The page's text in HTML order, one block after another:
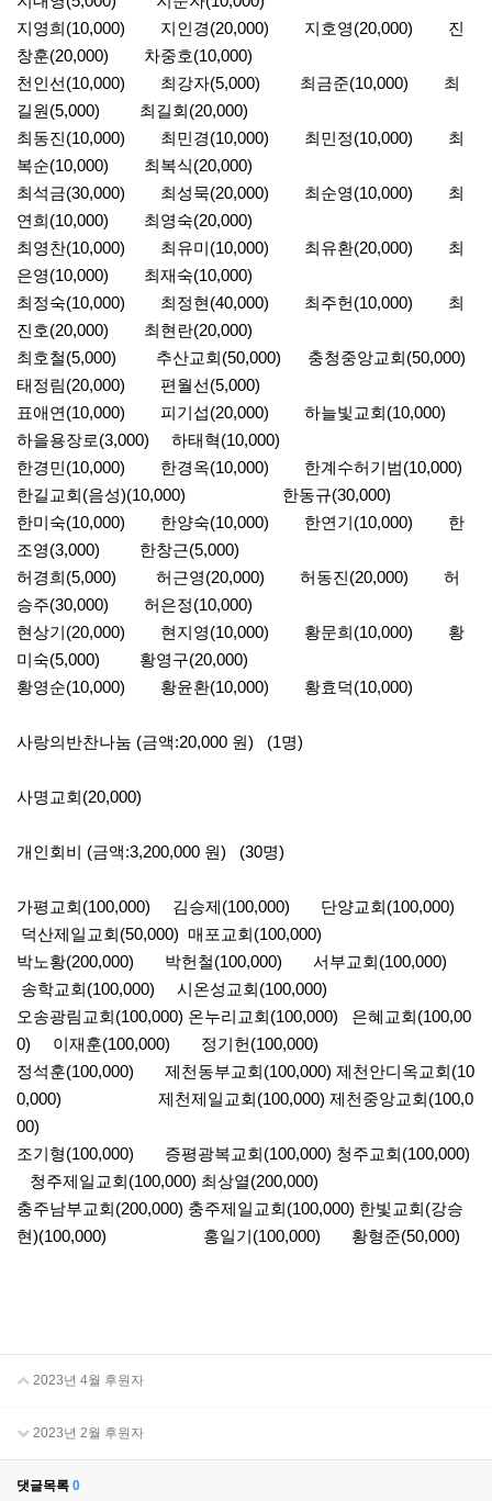
지영희(10,000) 지인경(20,000) 지호영(20,000) 진
창훈(20,000) 차중호(10,000)
천인선(10,000) 최강자(5,000) 최금준(10,000) 최
길원(5,000) 최길회(20,000)
최동진(10,000) 최민경(10,000) 최민정(10,000) 최
복순(10,000) 최복식(20,000)
최석금(30,000) 최성묵(20,000) 최순영(10,000) 최
연희(10,000) 최영숙(20,000)
최영찬(10,000) 최유미(10,000) 최유환(20,000) 최
은영(10,000) 최재숙(10,000)
최정숙(10,000) 최정현(40,000) 최주헌(10,000) 최
진호(20,000) 최현란(20,000)
최호철(5,000) 추산교회(50,000) 충청중앙교회(50,000)
태정림(20,000) 편월선(5,000)
표애연(10,000) 피기섭(20,000) 하늘빛교회(10,000)
하을용장로(3,000) 하태혁(10,000)
한경민(10,000) 한경옥(10,000) 한계수허기범(10,000)
한길교회(음성)(10,000) 한동규(30,000)
한미숙(10,000) 한양숙(10,000) 한연기(10,000) 한
조영(3,000) 한창근(5,000)
허경희(5,000) 허근영(20,000) 허동진(20,000) 허
승주(30,000) 허은정(10,000)
현상기(20,000) 현지영(10,000) 황문희(10,000) 황
미숙(5,000) 황영구(20,000)
황영순(10,000) 황윤환(10,000) 황효덕(10,000)
사랑의반찬나눔 (금액:20,000 원) (1명)
사명교회(20,000)
개인회비 (금액:3,200,000 원) (30명)
가평교회(100,000) 김승제(100,000) 단양교회(100,000)
덕산제일교회(50,000) 매포교회(100,000)
박노황(200,000) 박헌철(100,000) 서부교회(100,000)
송학교회(100,000) 시온성교회(100,000)
오송광림교회(100,000) 온누리교회(100,000) 은혜교회(100,00
0) 이재훈(100,000) 정기헌(100,000)
정석훈(100,000) 제천동부교회(100,000) 제천안디옥교회(10
0,000) 제천제일교회(100,000) 제천중앙교회(100,0
00)
조기형(100,000) 증평광복교회(100,000) 청주교회(100,000)
청주제일교회(100,000) 최상열(200,000)
충주남부교회(200,000) 충주제일교회(100,000) 한빛교회(강승
현)(100,000) 홍일기(100,000) 황형준(50,000)
2023년 4월 후원자
2023년 2월 후원자
댓글목록 0